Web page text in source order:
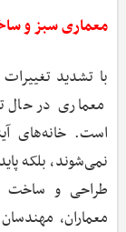
معماری سبز و
با تشدید
معماری در حال
است. خانه‌های
نمی‌شوند، بلکه
طراحی و ساخت
معماران،